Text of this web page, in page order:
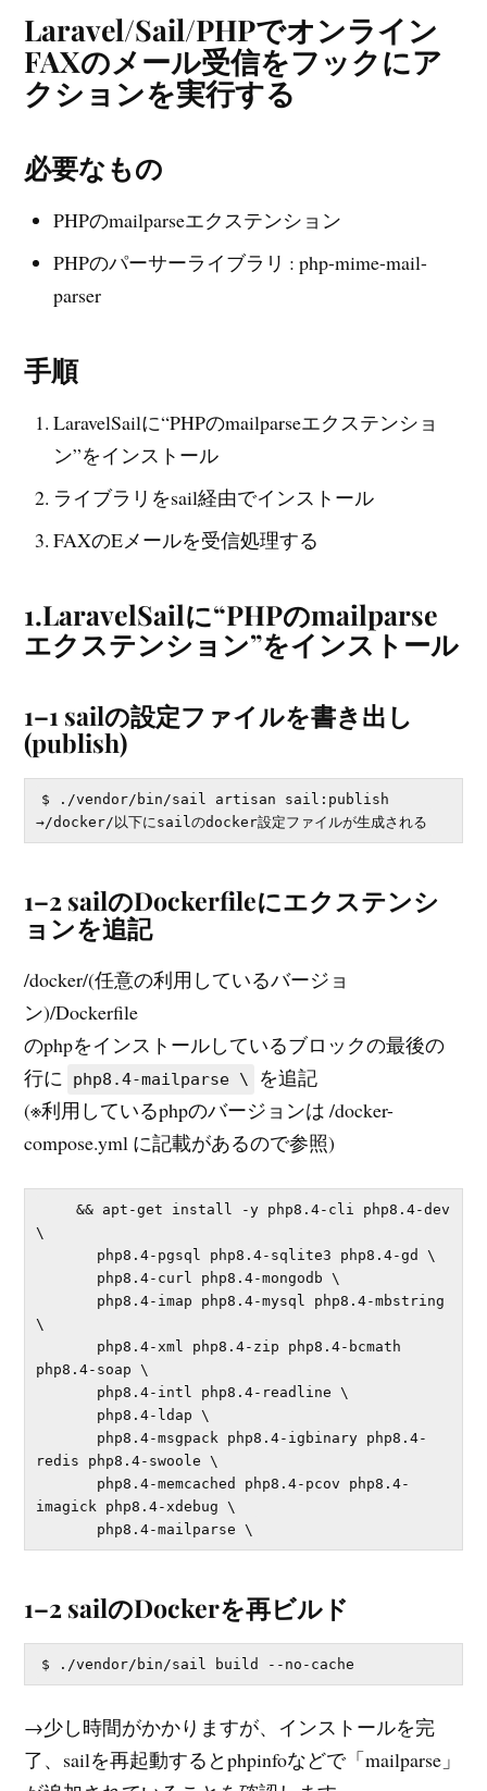
Laravel/Sail/PHPでオンライン
FAXのメール受信をフックにア
クションを実行する
必要なもの
PHPのmailparseエクステンション
PHPのパーサーライブラリ : php-mime-mail-
parser
手順
LaravelSailに“PHPのmailparseエクステンショ
ン”をインストール
ライブラリをsail経由でインストール
FAXのEメールを受信処理する
1.LaravelSailに“PHPのmailparse
エクステンション”をインストール
1–1 sailの設定ファイルを書き出し
(publish)
$ ./vendor/bin/sail artisan sail:publish
1–2 sailのDockerfileにエクステンシ
ョンを追記
/docker/(任意の利用しているバージョ
ン)/Dockerfile
のphpをインストールしているブロックの最後の
行に
php8.4-mailparse \
を追記
(※利用しているphpのバージョンは /docker-
compose.yml に記載があるので参照)
    && apt-get install -y php8.4-cli php8.4-dev
\
\
php8.4-soap \
redis php8.4-swoole \
imagick php8.4-xdebug \
1–2 sailのDockerを再ビルド
→少し時間がかかりますが、インストールを完
了、sailを再起動するとphpinfoなどで「mailparse」